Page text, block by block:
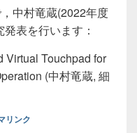
中村竜蔵(2022年度
表を行います：
Virtual Touchpad for
(中村竜蔵, 細
リンク